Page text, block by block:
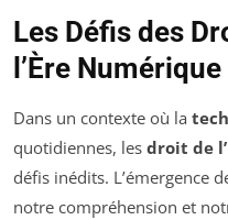
Les Défis des
l’Ère Numérique
Dans un contexte où la
quotidiennes, les droit de
défis inédits. L’émergence
notre compréhension et